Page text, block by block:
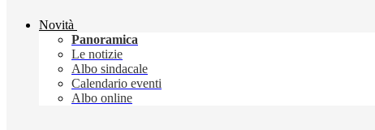
Novità
Panoramica
Le notizie
Albo sindacale
Calendario eventi
Albo online